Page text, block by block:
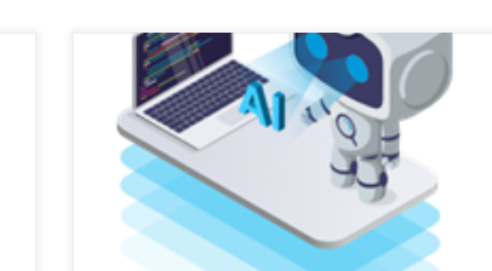
この生成AI時代において、ソフトウェアリスク管
理に対する企業のアプローチには目覚ましい転換
が見られま […]